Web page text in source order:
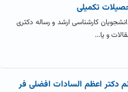
تکمیلی
کارشناسی ارشد و رساله دکتری
و یا...
دکتر اعظم السادات افضلی فر